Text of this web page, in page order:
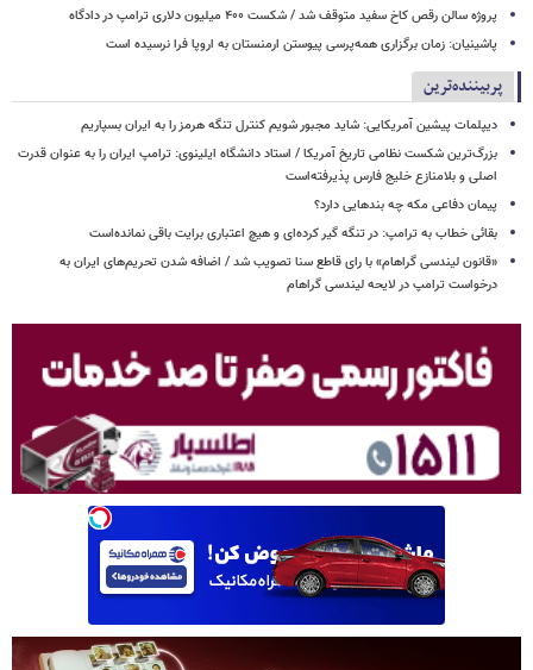
پروژه سالن رقص کاخ سفید متوقف شد / شکست ۴۰۰ میلیون دلاری ترامپ در دادگاه
پاشینیان: زمان برگزاری همه‌پرسی پیوستن ارمنستان به اروپا فرا نرسیده است
پربیننده‌ترین
دیپلمات پیشین آمریکایی: شاید مجبور شویم کنترل تنگه هرمز را به ایران بسپاریم
بزرگ‌ترین شکست نظامی تاریخ آمریکا / استاد دانشگاه ایلینوی: ترامپ ایران را به عنوان قدرت
اصلی و بلامنازع خلیج فارس پذیرفته‌است
پیمان دفاعی مکه چه بندهایی دارد؟
بقائی خطاب به ترامپ: در تنگه گیر کرده‌ای و هیچ اعتباری برایت باقی نمانده‌است
«قانون لیندسی گراهام» با رای قاطع سنا تصویب شد / اضافه شدن تحریم‌های ایران به
درخواست ترامپ در لایحه لیندسی گراهام